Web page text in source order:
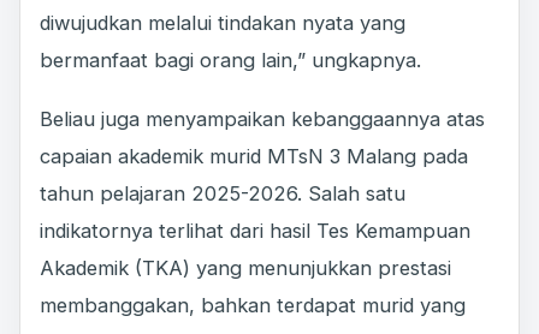
diwujudkan melalui tindakan nyata yang
bermanfaat bagi orang lain,” ungkapnya.
Beliau juga menyampaikan kebanggaannya atas
capaian akademik murid MTsN 3 Malang pada
tahun pelajaran 2025-2026. Salah satu
indikatornya terlihat dari hasil Tes Kemampuan
Akademik (TKA) yang menunjukkan prestasi
membanggakan, bahkan terdapat murid yang